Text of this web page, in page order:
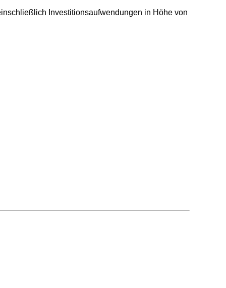
Investitionsaufwendungen in Höhe von